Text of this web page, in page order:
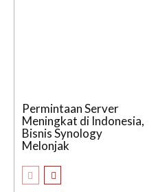
Permintaan Server
Meningkat di Indonesia,
Bisnis Synology
Melonjak